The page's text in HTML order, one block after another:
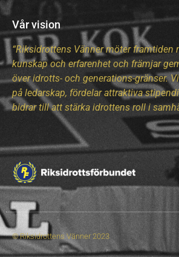
Vår vision
“Riksidrottens Vänner möter framtiden
kunskap och erfarenhet och främjar
över idrotts- och generations-gränser.
på ledarskap, fördelar attraktiva
bidrar till att stärka idrottens roll i
© Riksidrottens Vänner 2023